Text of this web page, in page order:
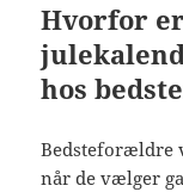
Hvorfor
hos
Bedsteforældre
når de vælger